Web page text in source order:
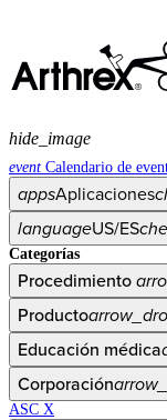
event Calendario de
appsAplicaciones
languageUS/ES
Categorías
Procedimiento
Producto
Educación médica
Corporación
ASC X
hide_image